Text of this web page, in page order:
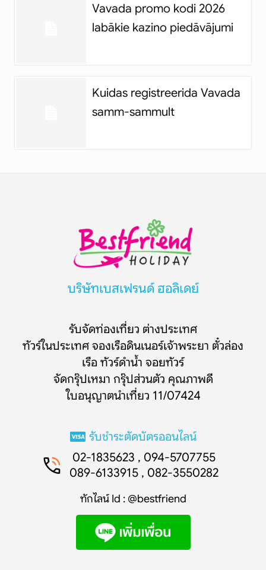
Vavada promo kodi 2026
labākie kazino piedāvājumi
Kuidas registreerida Vavada
samm-sammult
บริษัทเบสเฟรนด์ ฮอลิเดย์
รับจัดท่องเที่ยว ต่างประเทศ
ทัวร์ในประเทศ จองเรือดินเนอร์เจ้าพระยา ตั๋วล่อง
เรือ ทัวร์ดำน้ำ จอยทัวร์
จัดกรุ๊ปเหมา กรุ๊ปส่วนตัว คุณภาพดี
ใบอนุญาตนำเที่ยว 11/07424
รับชำระตัดบัตรออนไลน์
02-1835623 , 094-5707755
089-6133915 , 082-3550282
ทักไลน์ Id : @bestfriend